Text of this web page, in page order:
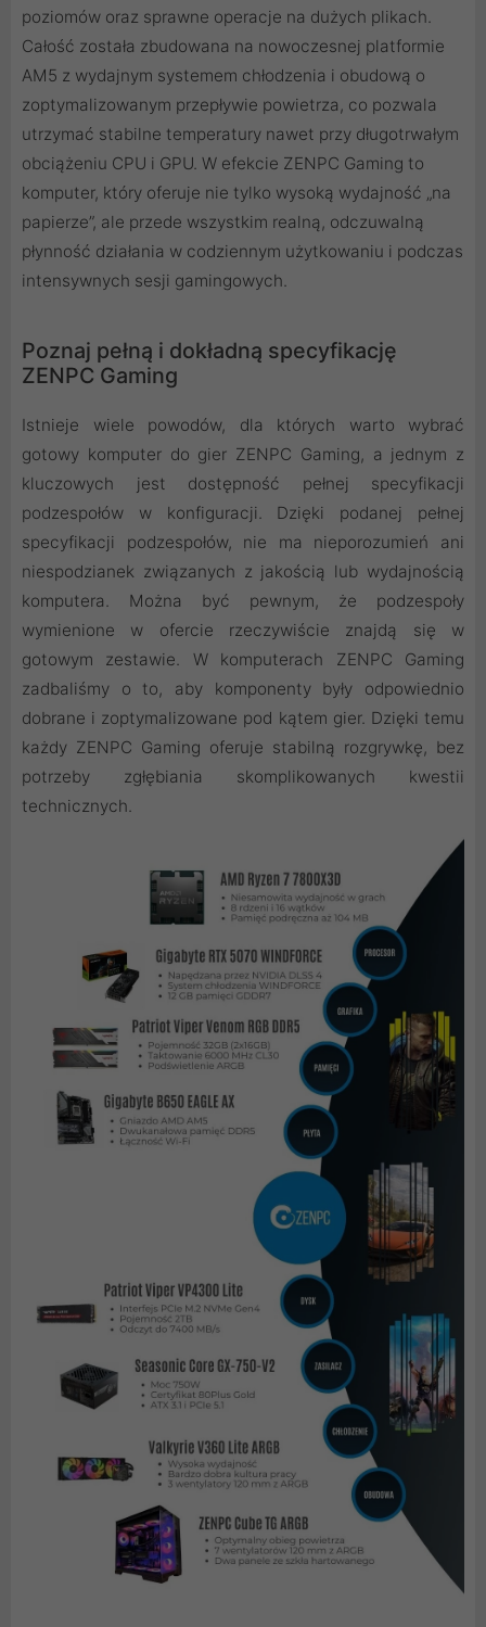
poziomów oraz sprawne operacje na dużych plikach.
Całość została zbudowana na nowoczesnej platformie
AM5 z wydajnym systemem chłodzenia i obudową o
zoptymalizowanym przepływie powietrza, co pozwala
utrzymać stabilne temperatury nawet przy długotrwałym
obciążeniu CPU i GPU. W efekcie ZENPC Gaming to
komputer, który oferuje nie tylko wysoką wydajność „na
papierze”, ale przede wszystkim realną, odczuwalną
płynność działania w codziennym użytkowaniu i podczas
intensywnych sesji gamingowych.
Poznaj pełną i dokładną specyfikację
ZENPC Gaming
Istnieje wiele powodów, dla których warto wybrać
gotowy komputer do gier ZENPC Gaming, a jednym z
kluczowych jest dostępność pełnej specyfikacji
podzespołów w konfiguracji. Dzięki podanej pełnej
specyfikacji podzespołów, nie ma nieporozumień ani
niespodzianek związanych z jakością lub wydajnością
komputera. Można być pewnym, że podzespoły
wymienione w ofercie rzeczywiście znajdą się w
gotowym zestawie. W komputerach ZENPC Gaming
zadbaliśmy o to, aby komponenty były odpowiednio
dobrane i zoptymalizowane pod kątem gier. Dzięki temu
każdy ZENPC Gaming oferuje stabilną rozgrywkę, bez
potrzeby zgłębiania skomplikowanych kwestii
technicznych.